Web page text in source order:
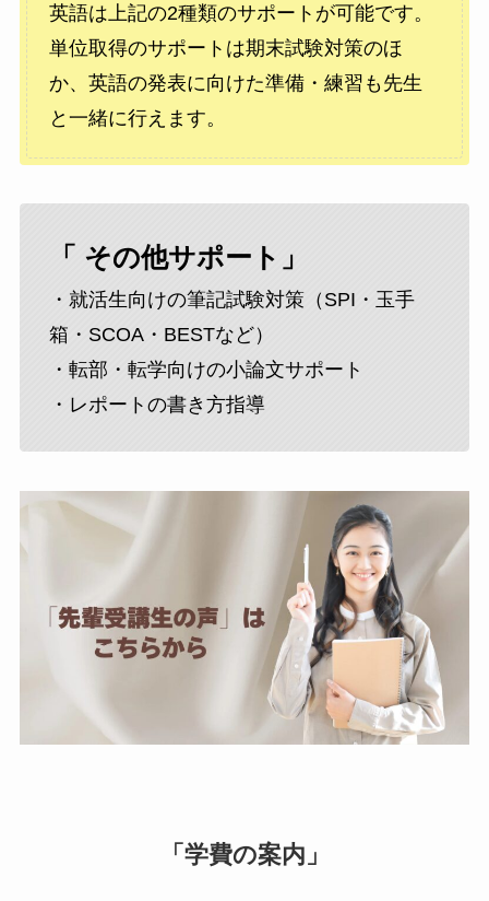
英語は上記の2種類のサポートが可能です。
単位取得のサポートは期末試験対策のほ
か、英語の発表に向けた準備・練習も先生
と一緒に行えます。
「 その他サポート」
・就活生向けの筆記試験対策（SPI・玉手
箱・SCOA・BESTなど）
・転部・転学向けの小論文サポート
・レポートの書き方指導
「学費の案内」